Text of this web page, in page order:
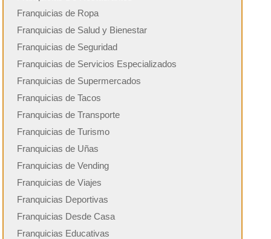
Franquicias de Ropa
Franquicias de Salud y Bienestar
Franquicias de Seguridad
Franquicias de Servicios Especializados
Franquicias de Supermercados
Franquicias de Tacos
Franquicias de Transporte
Franquicias de Turismo
Franquicias de Uñas
Franquicias de Vending
Franquicias de Viajes
Franquicias Deportivas
Franquicias Desde Casa
Franquicias Educativas